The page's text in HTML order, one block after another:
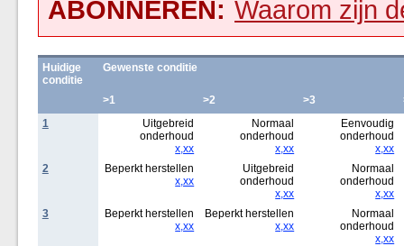
ABONNEREN: Waarom zijn
Huidige
conditie
Gewenste conditie
>1 >2 >3
1
Uitgebreid
onderhoud
x,xx
Normaal
onderhoud
x,xx
Eenvoudig
onderhoud
x,xx
2
Beperkt herstellen
x,xx
Uitgebreid
onderhoud
x,xx
Normaal
onderhoud
x,xx
3
Beperkt herstellen
x,xx
Beperkt herstellen
x,xx
Normaal
onderhoud
x,xx